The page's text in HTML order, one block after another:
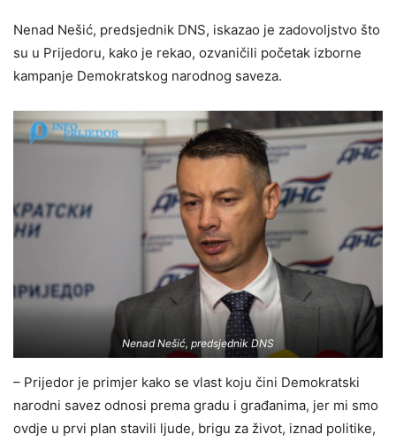
Nenad Nešić, predsjednik DNS, iskazao je zadovoljstvo što
su u Prijedoru, kako je rekao, ozvaničili početak izborne
kampanje Demokratskog narodnog saveza.
Nenad Nešić, predsjednik DNS
– Prijedor je primjer kako se vlast koju čini Demokratski
narodni savez odnosi prema gradu i građanima, jer mi smo
ovdje u prvi plan stavili ljude, brigu za život, iznad politike,